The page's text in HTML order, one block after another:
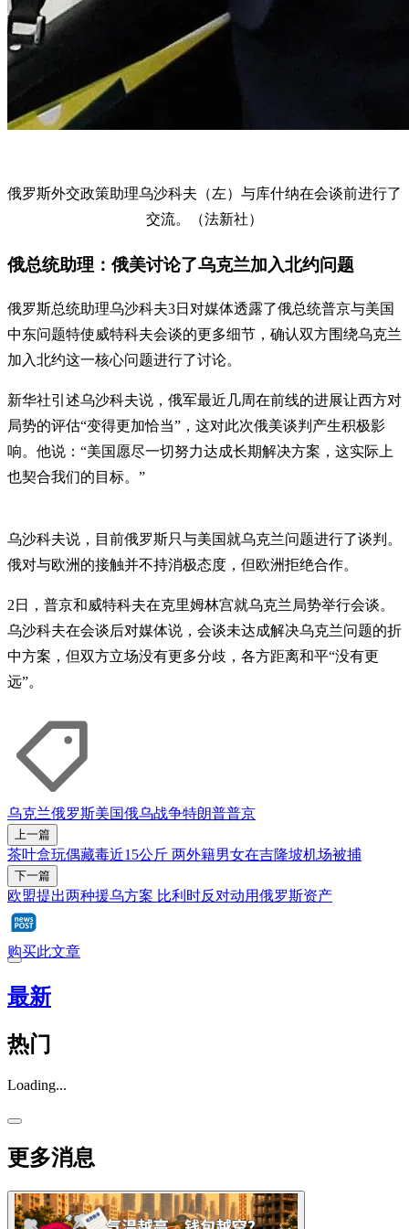
俄罗斯外交政策助理乌沙科夫（左）与库什纳在会谈前进行了
交流。（法新社）
俄总统助理：俄美讨论了乌克兰加入北约问题
俄罗斯总统助理乌沙科夫3日对媒体透露了俄总统普京与美国
中东问题特使威特科夫会谈的更多细节，确认双方围绕乌克兰
加入北约这一核心问题进行了讨论。
新华社引述乌沙科夫说，俄军最近几周在前线的进展让西方对
局势的评估“变得更加恰当”，这对此次俄美谈判产生积极影
响。他说：“美国愿尽一切努力达成长期解决方案，这实际上
也契合我们的目标。”
乌沙科夫说，目前俄罗斯只与美国就乌克兰问题进行了谈判。
俄对与欧洲的接触并不持消极态度，但欧洲拒绝合作。
2日，普京和威特科夫在克里姆林宫就乌克兰局势举行会谈。
乌沙科夫在会谈后对媒体说，会谈未达成解决乌克兰问题的折
中方案，但双方立场没有更多分歧，各方距离和平“没有更
远”。
乌克兰俄罗斯美国俄乌战争特朗普普京
上一篇
茶叶盒玩偶藏毒近15公斤 两外籍男女在吉隆坡机场被捕
下一篇
欧盟提出两种援乌方案 比利时反对动用俄罗斯资产
购买此文章
最新
热门
Loading...
更多消息